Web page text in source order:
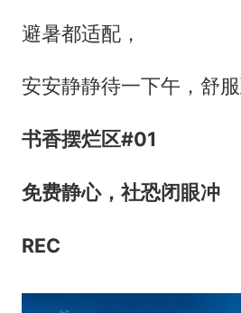
避暑都适配，
安安静静待一下午，舒
书香摆烂区#01
免费静心，社恐闭眼冲
REC